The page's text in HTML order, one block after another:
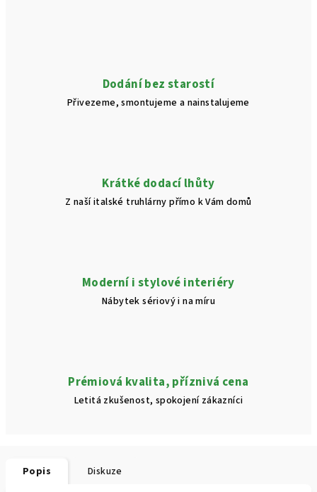
Dodání bez starostí
Přivezeme, smontujeme a nainstalujeme
Krátké dodací lhůty
Z naší italské truhlárny přímo k Vám domů
Moderní i stylové interiéry
Nábytek sériový i na míru
Prémiová kvalita, příznivá cena
Letitá zkušenost, spokojení zákazníci
Popis Diskuze